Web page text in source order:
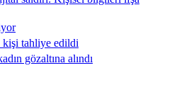
kişi tahliye edildi
gözaltına alındı